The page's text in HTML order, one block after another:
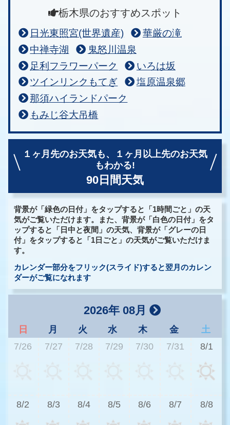
栃木県のおすすめスポット
日光東照宮(世界遺産)
華厳の滝
中禅寺湖
鬼怒川温泉
足利フラワーパーク
いろは坂
ツインリンクもてぎ
塩原温泉郷
那須ハイランドパーク
もみじ谷大吊橋
１ヶ月先のお天気も、
１ヶ月以上先のお天気
もわかる!
90日間天気
背景が「緑色の日付」をタップすると「1時間ごと」の天
気がご覧いただけます。また、背景が「白色の日付」をタ
ップすると「日中と夜間」の天気、背景が「グレーの日
付」をタップすると「1日ごと」の天気がご覧いただけま
す。
カレンダー部分をフリック(スライド)すると翌月のカレン
ダーがご覧になれます
2026年 08月
日 月 火 水 木 金
土
7/26
7/27 7/28 7/29 7/30 7/31 8/1
8/2 8/3 8/4 8/5 8/6 8/7 8/8